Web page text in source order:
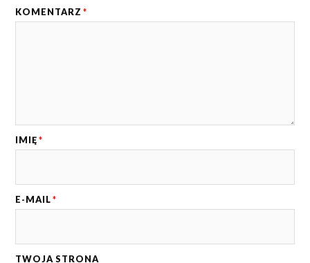
KOMENTARZ *
IMIĘ *
E-MAIL *
TWOJA STRONA